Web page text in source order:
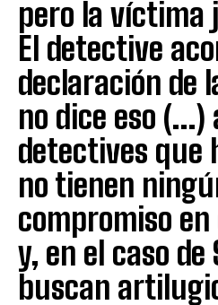
pero la víctima
El detective
declaración de
no dice eso (…)
detectives que
no tienen
compromiso
y, en el caso de
buscan